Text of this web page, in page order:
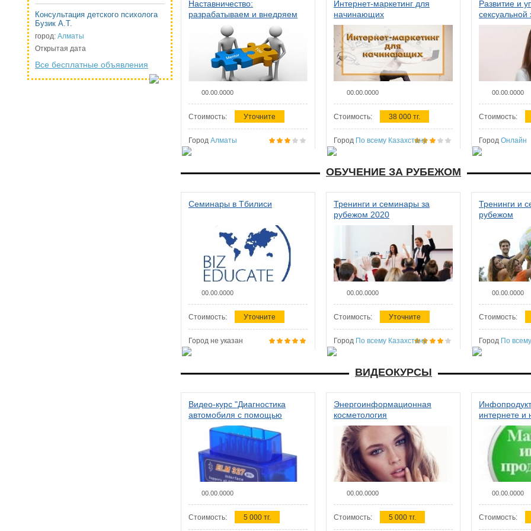
Консультация детского психолога
Бузик А.Т.
город: Алматы
Открытая дата
Все бесплатные объявления
Наставничество:
разрабатываем и внедряем
систему наставничества в
организации
00.00.0000
Стоимость: Уточните
Город Алматы
Интернет-маркетинг для
начинающих
00.00.0000
Стоимость: 38 000 тг.
Город По всему Казахстану
Развитие и
сексуальной
женщин
00.00.0000
Стоимость:
Город Онлайн
ОБУЧЕНИЕ ЗА РУБЕЖОМ
Семинары в Тбилиси
00.00.0000
Стоимость: Уточните
Город не указан
Тренинги и семинары за
рубежом 2020
00.00.0000
Стоимость: Уточните
Город По всему Казахстану
Тренинги и
рубежом
00.00.0000
Стоимость:
Город По
ВИДЕОКУРСЫ
Видео-курс "Диагностика
автомобиля с помощью
сканера ELM 327"
00.00.0000
Стоимость: 5 000 тг.
Энергоинформационная
косметология
00.00.0000
Стоимость: 5 000 тг.
интернете и
00.00.0000
Стоимость: